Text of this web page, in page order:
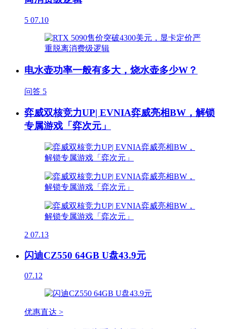
5 07.10
电水壶功率一般有多大，烧水壶多少W？
问答 5
弈威双核竞力UP| EVNIA弈威亮相BW，解锁
专属游戏「弈次元」
2 07.13
闪迪CZ550 64GB U盘43.9元
07.12
优惠直达 >